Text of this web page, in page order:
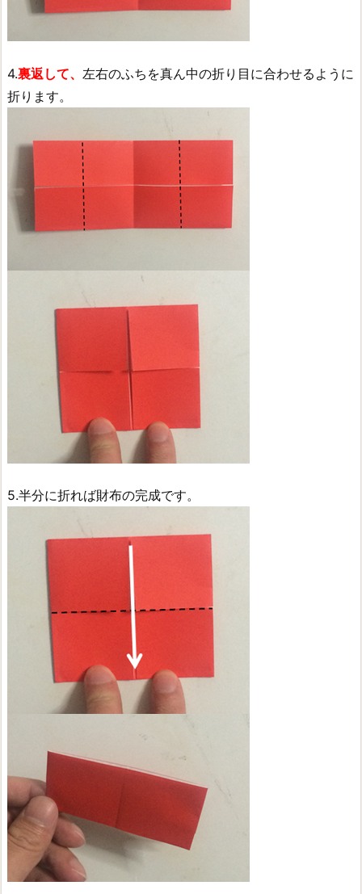
4.裏返して、 左右のふちを真ん中の折り目に合わせるように
折ります。
5.半分に折れば財布の完成です。